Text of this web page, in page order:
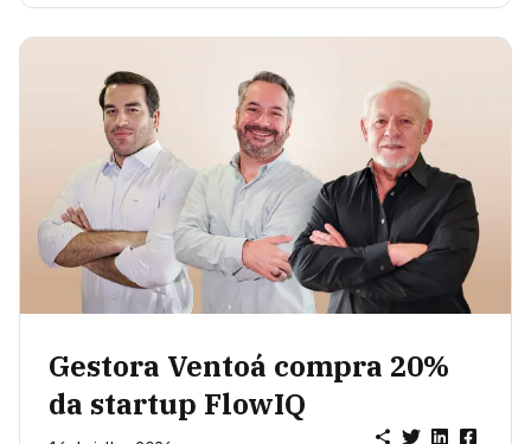
Gestora Ventoá compra 20%
da startup FlowIQ